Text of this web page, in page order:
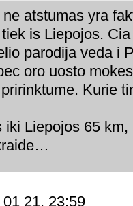
atstumas yra
is Liepojos.
parodija veda i
oro uosto
Kurie
Liepojos 65
01 21, 23:59